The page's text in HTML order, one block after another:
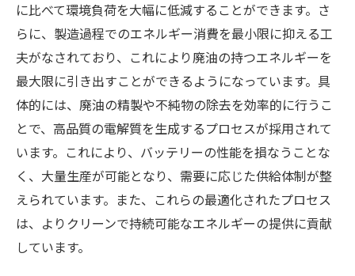
に比べて環境負荷を大幅に低減することができます。さ
らに、製造過程でのエネルギー消費を最小限に抑える工
夫がなされており、これにより廃油の持つエネルギーを
最大限に引き出すことができるようになっています。具
体的には、廃油の精製や不純物の除去を効率的に行うこ
とで、高品質の電解質を生成するプロセスが採用されて
います。これにより、バッテリーの性能を損なうことな
く、大量生産が可能となり、需要に応じた供給体制が整
えられています。また、これらの最適化されたプロセス
は、よりクリーンで持続可能なエネルギーの提供に貢献
しています。